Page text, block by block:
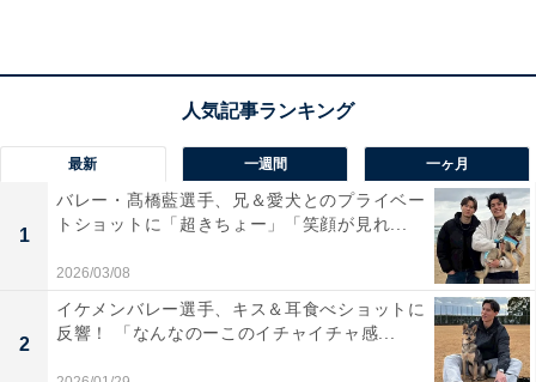
最新 一週間 一ヶ月
1
バレー・髙橋藍選手、兄＆愛犬とのプライベー
トショットに「超きちょー」「笑顔が見れ...
2026/03/08
2
イケメンバレー選手、キス＆耳食べショットに
反響！ 「なんなのーこのイチャイチャ感...